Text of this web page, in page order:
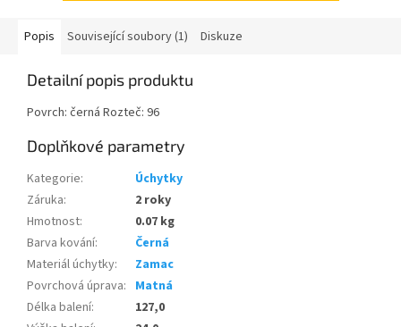
Popis Související soubory (1) Diskuze
Detailní popis produktu
Povrch: černá Rozteč: 96
Doplňkové parametry
Kategorie:
Úchytky
Záruka:
2 roky
Hmotnost:
0.07 kg
Barva kování:
Černá
Materiál úchytky:
Zamac
Povrchová úprava: Matná
Délka balení:
127,0